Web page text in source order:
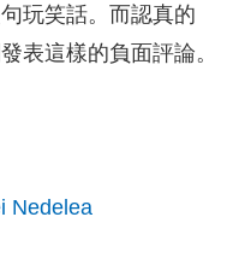
玩笑話。而認真的
表這樣的負面評論。
Nedelea